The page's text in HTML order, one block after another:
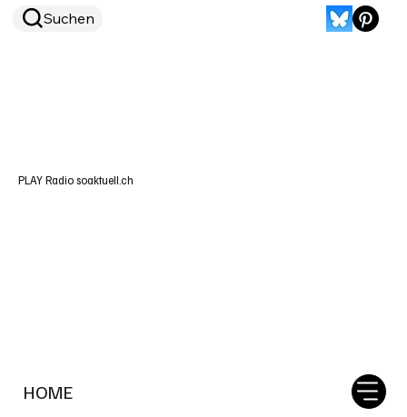
HOME
Suchen
PLAY Radio soaktuell.ch